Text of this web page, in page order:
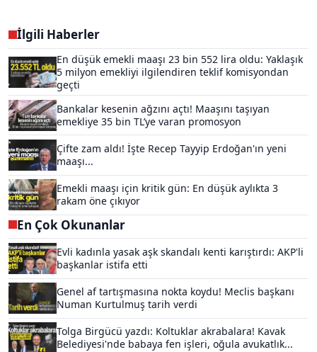
İlgili Haberler
En düşük emekli maaşı 23 bin 552 lira oldu: Yaklaşık
5 milyon emekliyi ilgilendiren teklif komisyondan
geçti
Bankalar kesenin ağzını açtı! Maaşını taşıyan
emekliye 35 bin TL’ye varan promosyon
Çifte zam aldı! İşte Recep Tayyip Erdoğan'ın yeni
maaşı...
Emekli maaşı için kritik gün: En düşük aylıkta 3
rakam öne çıkıyor
En Çok Okunanlar
Evli kadınla yasak aşk skandalı kenti karıştırdı: AKP'li
başkanlar istifa etti
Genel af tartışmasına nokta koydu! Meclis başkanı
Numan Kurtulmuş tarih verdi
Tolga Birgücü yazdı: Koltuklar akrabalara! Kavak
Belediyesi'nde babaya fen işleri, oğula avukatlık...